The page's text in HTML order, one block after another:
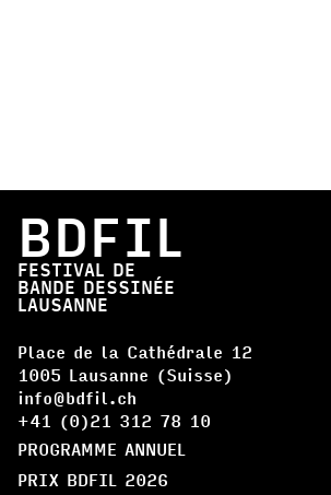
BDFIL
FESTIVAL DE
BANDE DESSINÉE
LAUSANNE
Place de la Cathédrale 12
1005 Lausanne (Suisse)
info@bdfil.ch
+41 (0)21 312 78 10
PROGRAMME ANNUEL
PRIX BDFIL 2026